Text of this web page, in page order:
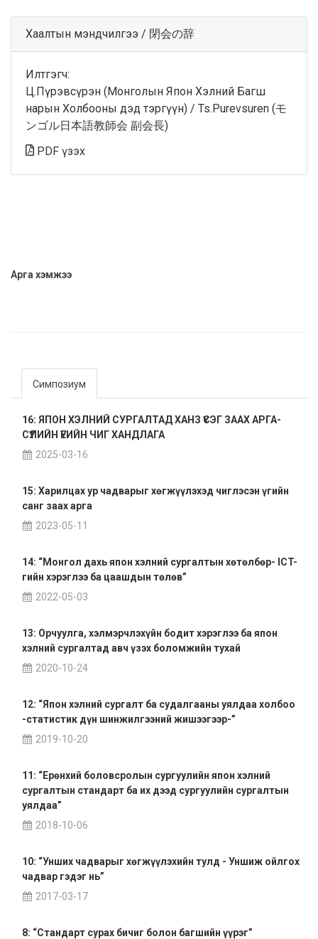
Хаалтын мэндчилгээ / 閉会の辞
Илтгэгч:
Ц.Пүрэвсүрэн (Монголын Япон Хэлний Багш
нарын Холбооны дэд тэргүүн) / Ts.Purevsuren (モ
ンゴル日本語教師会 副会長)
PDF үзэх
Арга хэмжээ
Симпозиум
16: ЯПОН ХЭЛНИЙ СУРГАЛТАД ХАНЗ ҮСЭГ ЗААХ АРГА-
СҮҮЛИЙН ҮЕИЙН ЧИГ ХАНДЛАГА
2025-03-16
15: Харилцах ур чадварыг хөгжүүлэхэд чиглэсэн үгийн
санг заах арга
2023-05-11
14: “Монгол дахь япон хэлний сургалтын хөтөлбөр- ICT-
гийн хэрэглээ ба цаашдын төлөв”
2022-05-03
13: Орчуулга, хэлмэрчлэхүйн бодит хэрэглээ ба япон
хэлний сургалтад авч үзэх боломжийн тухай
2020-10-24
12: “Япон хэлний сургалт ба судалгааны уялдаа холбоо
-статистик дүн шинжилгээний жишээгээр-”
2019-10-20
11: “Ерөнхий боловсролын сургуулийн япон хэлний
сургалтын стандарт ба их дээд сургуулийн сургалтын
уялдаа”
2018-10-06
10: “Унших чадварыг хөгжүүлэхийн тулд - Уншиж ойлгох
чадвар гэдэг нь”
2017-03-17
8: “Стандарт сурах бичиг болон багшийн үүрэг”